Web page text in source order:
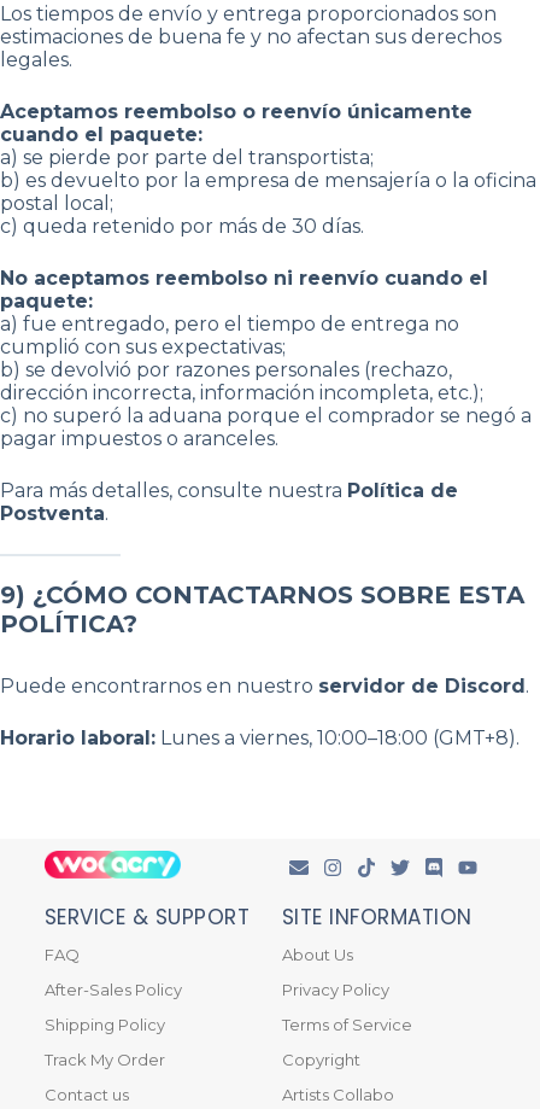
Los tiempos de envío y entrega proporcionados son
estimaciones de buena fe y no afectan sus derechos
legales.
Aceptamos reembolso o reenvío únicamente
cuando el paquete:
a) se pierde por parte del transportista;
b) es devuelto por la empresa de mensajería o la oficina
postal local;
c) queda retenido por más de 30 días.
No aceptamos reembolso ni reenvío cuando el
paquete:
a) fue entregado, pero el tiempo de entrega no
cumplió con sus expectativas;
b) se devolvió por razones personales (rechazo,
dirección incorrecta, información incompleta, etc.);
c) no superó la aduana porque el comprador se negó a
pagar impuestos o aranceles.
Para más detalles, consulte nuestra Política de
Postventa.
9) ¿CÓMO CONTACTARNOS SOBRE ESTA
POLÍTICA?
Puede encontrarnos en nuestro servidor de Discord.
Horario laboral: Lunes a viernes, 10:00–18:00 (GMT+8).
SERVICE & SUPPORT
FAQ
After-Sales Policy
Shipping Policy
Track My Order
Contact us
SITE INFORMATION
About Us
Privacy Policy
Terms of Service
Copyright
Artists Collabo